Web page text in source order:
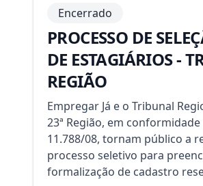
Encerrado
PROCESSO DE
DE ESTAGIÁRIOS -
REGIÃO
Empregar Já e o Tribunal
23ª Região, em conformidade
11.788/08, tornam público a
processo seletivo para
formalização de cadastro